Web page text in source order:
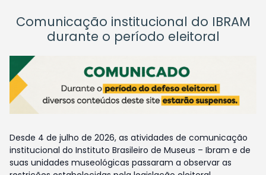
Comunicação institucional do IBRAM
durante o período eleitoral
Desde 4 de julho de 2026, as atividades de comunicação
institucional do Instituto Brasileiro de Museus – Ibram e de
suas unidades museológicas passaram a observar as